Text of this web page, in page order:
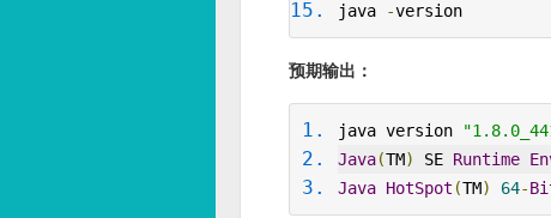
java
-version
预期输出：
java version
Java(TM) SE Runtime
Java HotSpot (TM) 64-